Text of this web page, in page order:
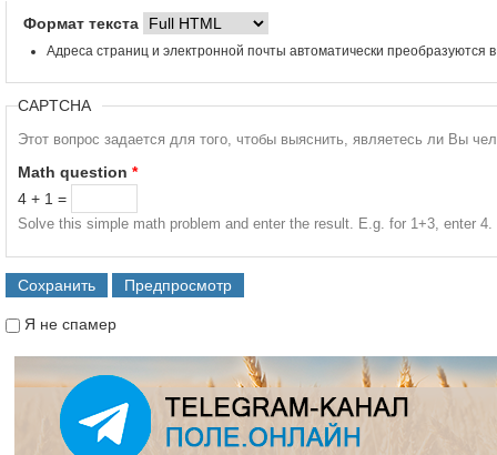
Формат текста
Адреса страниц и электронной почты автоматически преобразуются
CAPTCHA
Этот вопрос задается для того, чтобы выяснить, являетесь ли Вы
Math question *
4 + 1 =
Solve this simple math problem and enter the result. E.g. for 1+3, enter 4.
Я не спамер